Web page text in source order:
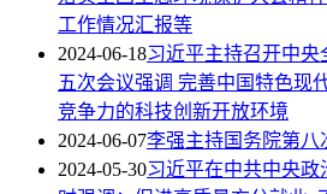
工作情况汇报等
2024-06-18习近平主持召开中
五次会议强调 完善中国特色现
竞争力的科技创新开放环境
2024-06-07李强主持国务院第八
2024-05-30习近平在中共中央